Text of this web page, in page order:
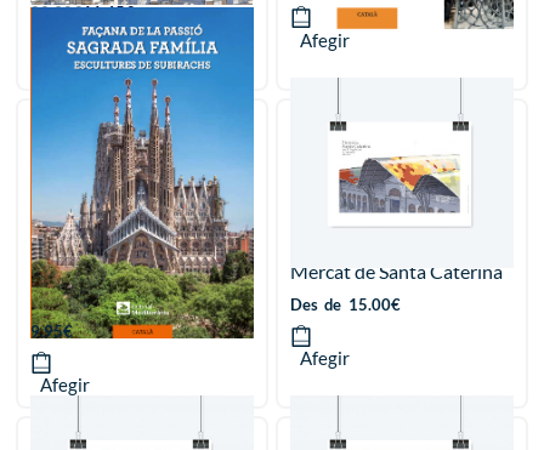
22.90€11.45€
Afegir
Afegir
La façana de la Passió de la
Sagrada Família
9.95€
Afegir
Mercat de Santa Caterina
Des de 15.00€
Afegir